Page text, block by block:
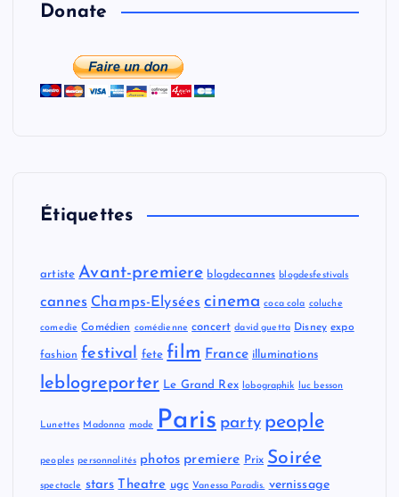
a
i
Donate
Étiquettes
artiste Avant-premiere blogdecannes blogdesfestivals
cannes Champs-Elysées cinema coca cola coluche
comedie Comédien comédienne concert david guetta Disney expo
fashion festival fete film France illuminations
leblogreporter Le Grand Rex lobographik luc besson
Lunettes Madonna mode Paris party people
peoples personnalités photos premiere Prix Soirée
spectacle stars Theatre ugc Vanessa Paradis. vernissage